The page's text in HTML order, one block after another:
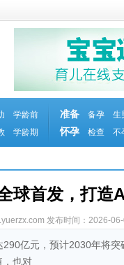
学龄前
学龄期
准备
怀孕
备孕
生
检查
不
球首发，打造
发布时间：2026-
亿元，预计2030年将
，也对